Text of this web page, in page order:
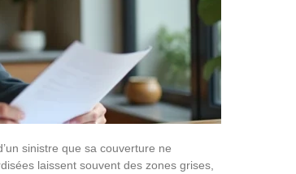
sinistre que sa couverture ne
laissent souvent des zones grises,